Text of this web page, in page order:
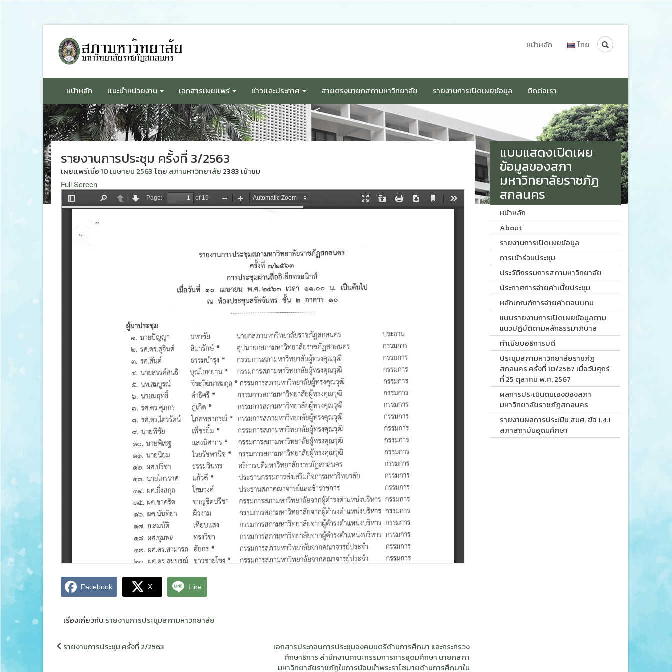
เนื้อหา
หน้าหลัก ไทย Search
หน้าหลัก เเนะนำหน่วยงาน เอกสารเผยเเพร่ ข่าวเเละประกาศ สายตรงนายกสภามหาวิทยาลัย รายงานการเปิดเผยข้อมูล ติดต่อเรา
รายงานการประชุม ครั้งที่ 3/2563
เผยเเพร่เมื่อ10 เมษายน 2563โดย สภามหาวิทยาลัย 2383 เข้าชม
Full Screen
Facebook X Line
เรื่องเกี่ยวกับ รายงานการประชุมสภามหาวิทยาลัย
แนะแนว
รายงานการประชุม ครั้งที่ 2/2563
เอกสารประกอบการประชุมองคมนตรีด้านการศึกษา และกระทรวง
ศึกษาธิการ สำนักงานคณะกรรมการการอุดมศึกษา นายกสภา
มหาวิทยาลัยราชภัฏในการน้อมนำพระราโชบายด้านการศึกษาใน
แบบแสดงเปิดเผย
ข้อมูลของสภา
มหาวิทยาลัยราชภัฏ
สกลนคร
หน้าหลัก
About
รายงานการเปิดเผยข้อมูล
การเข้าร่วมประชุม
ประวัติกรรมการสภามหาวิทยาลัย
ประกาศการจ่ายค่าเบี้ยประชุม
หลักเกณฑ์การจ่ายค่าตอบเเทน
แบบรายงานการเปิดเผยข้อมูลตาม
แนวปฏิบัติตามหลักธรรมาภิบาล
ทำเนียบอธิการบดี
ประชุมสภามหาวิทยาลัยราชภัฏ
สกลนคร ครั้งที่ 10/2567 เมื่อวันศุกร์
ที่ 25 ตุลาคม พ.ศ. 2567
ผลการประเมินตนเองของสภา
มหาวิทยาลัยราชภัฏสกลนคร
รายงานผลการประเมิน สมศ. ข้อ 1.4.1
สภาสถาบันอุดมศึกษา